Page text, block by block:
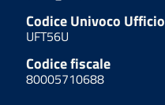
Codice Univoco Ufficio
UFT56U
Codice fiscale
80005710688